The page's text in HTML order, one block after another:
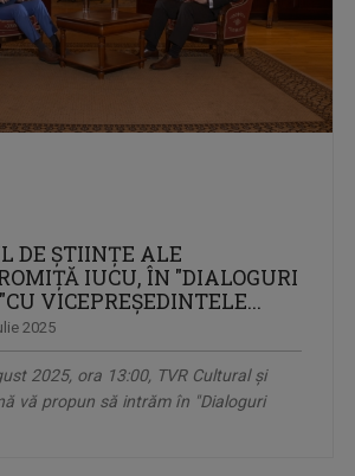
DE ŞTIINŢE ALE
IUCU, ÎN "DIALOGURI
VICEPREŞEDINTELE...
2025
2025, ora 13:00, TVR Cultural şi
vă propun să intrăm în "Dialoguri